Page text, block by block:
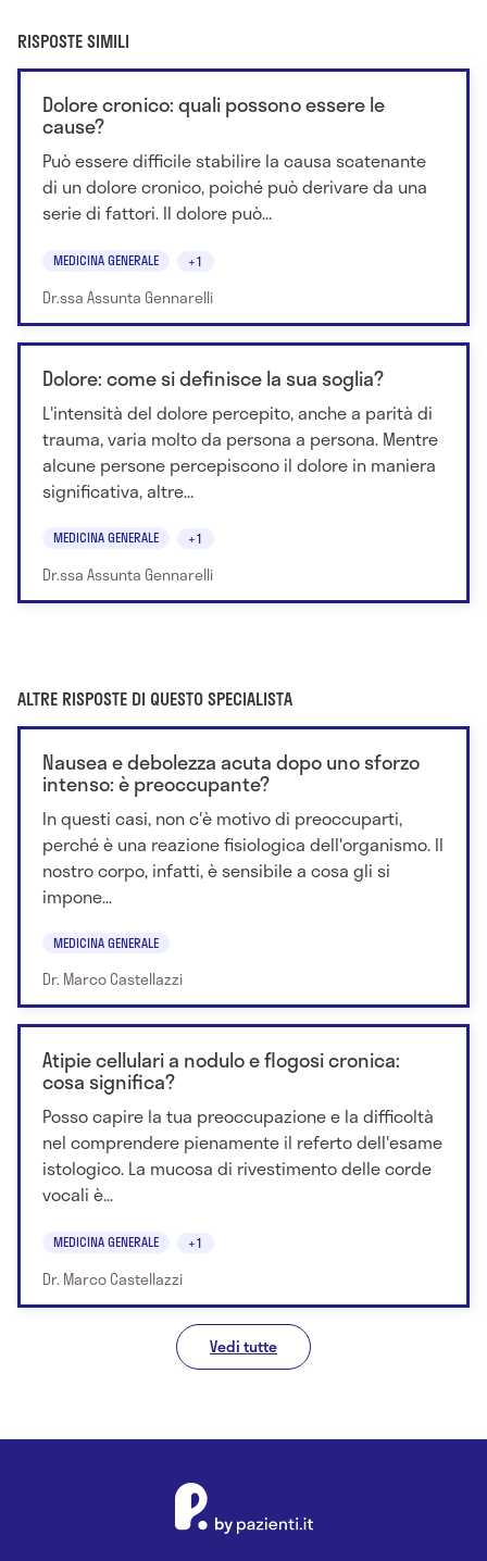
RISPOSTE SIMILI
Dolore cronico: quali possono essere le
cause?
Può essere difficile stabilire la causa scatenante
di un dolore cronico, poiché può derivare da una
serie di fattori. Il dolore può...
MEDICINA GENERALE +1
Dr.ssa Assunta Gennarelli
Dolore: come si definisce la sua soglia?
L'intensità del dolore percepito, anche a parità di
trauma, varia molto da persona a persona. Mentre
alcune persone percepiscono il dolore in maniera
significativa, altre...
MEDICINA GENERALE +1
Dr.ssa Assunta Gennarelli
ALTRE RISPOSTE DI QUESTO SPECIALISTA
Nausea e debolezza acuta dopo uno sforzo
intenso: è preoccupante?
In questi casi, non c'è motivo di preoccuparti,
perché è una reazione fisiologica dell'organismo. Il
nostro corpo, infatti, è sensibile a cosa gli si
impone...
MEDICINA GENERALE
Dr. Marco Castellazzi
Atipie cellulari a nodulo e flogosi cronica:
cosa significa?
Posso capire la tua preoccupazione e la difficoltà
nel comprendere pienamente il referto dell'esame
istologico. La mucosa di rivestimento delle corde
vocali è...
MEDICINA GENERALE +1
Dr. Marco Castellazzi
Vedi tutte